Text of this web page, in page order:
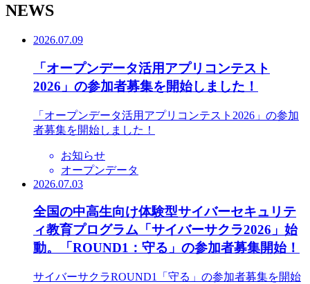
NEWS
2026.07.09
「オープンデータ活用アプリコンテスト
2026」の参加者募集を開始しました！
「オープンデータ活用アプリコンテスト2026」の参加
者募集を開始しました！
お知らせ
オープンデータ
2026.07.03
全国の中高生向け体験型サイバーセキュリテ
ィ教育プログラム「サイバーサクラ2026」始
動。「ROUND1：守る」の参加者募集開始！
サイバーサクラROUND1「守る」の参加者募集を開始